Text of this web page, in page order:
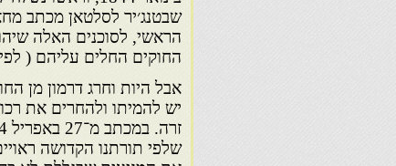
הראשי, לסוכנים האלה
החוקים החלים עליהם (
אבל היות וחרג דרמון מן
יש להמיתו ולהחרים את
שלפי תורתנו הקדושה